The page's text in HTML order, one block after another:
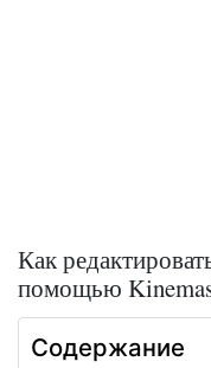
Как
помощью
Содержание